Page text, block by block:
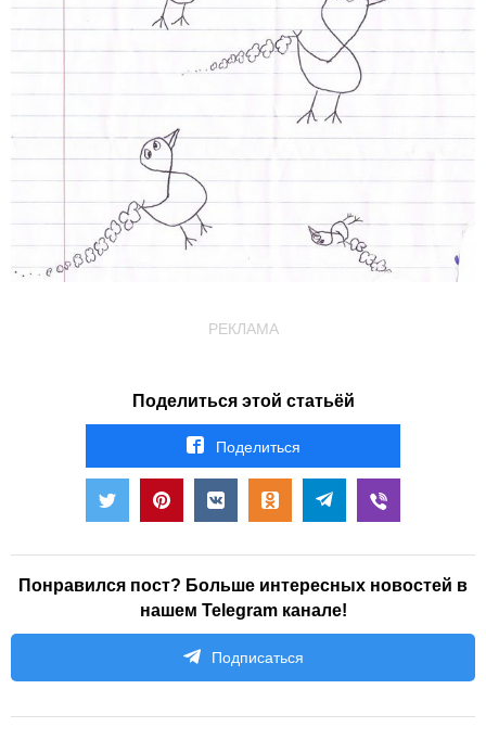
РЕКЛАМА
Поделиться этой статьёй
Поделиться
Понравился пост? Больше интересных новостей в
нашем Telegram канале!
Подписаться